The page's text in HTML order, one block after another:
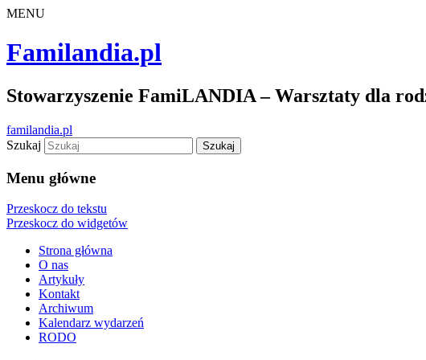
MENU
Familandia.pl
Stowarzyszenie FamiLANDIA – Warsztaty dla
familandia.pl
Szukaj
Menu główne
Przeskocz do tekstu
Przeskocz do widgetów
Strona główna
O nas
Artykuły
Kontakt
Archiwum
Kalendarz wydarzeń
RODO